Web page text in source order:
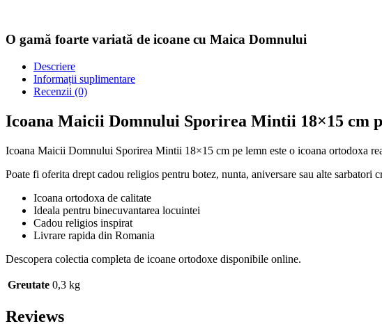
O gamă foarte variată de icoane cu Maica Domnului
Descriere
Informații suplimentare
Recenzii (0)
Icoana Maicii Domnului Sporirea Mintii 18×15 cm
Icoana Maicii Domnului Sporirea Mintii 18×15 cm pe lemn este o icoana ortodoxa
Poate fi oferita drept cadou religios pentru botez, nunta, aniversare sau alte sarbatori
Icoana ortodoxa de calitate
Ideala pentru binecuvantarea locuintei
Cadou religios inspirat
Livrare rapida din Romania
Descopera colectia completa de icoane ortodoxe disponibile online.
Greutate 0,3 kg
Reviews